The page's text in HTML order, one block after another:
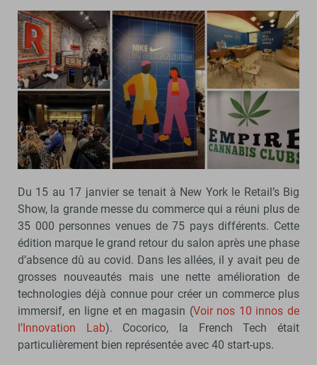
Du 15 au 17 janvier se tenait à New York le Retail’s Big
Show, la grande messe du commerce qui a réuni plus de
35 000 personnes venues de 75 pays différents. Cette
édition marque le grand retour du salon après une phase
d’absence dû au covid. Dans les allées, il y avait peu de
grosses nouveautés mais une nette amélioration de
technologies déjà connue pour créer un commerce plus
immersif, en ligne et en magasin (Voir nos 10 innos de
l’Innovation Lab). Cocorico, la French Tech était
particulièrement bien représentée avec 40 start-ups.